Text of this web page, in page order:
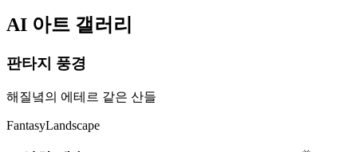
AI 아트 갤러리
판타지 풍경
해질녘의 에테르 같은 산들
FantasyLandscape